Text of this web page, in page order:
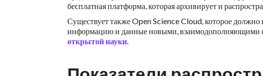
бесплатная платформа, которая архивирует и
Существует также Open Science Cloud, которое
информацию и данные новыми, взаимодополняющими
открытой науки.